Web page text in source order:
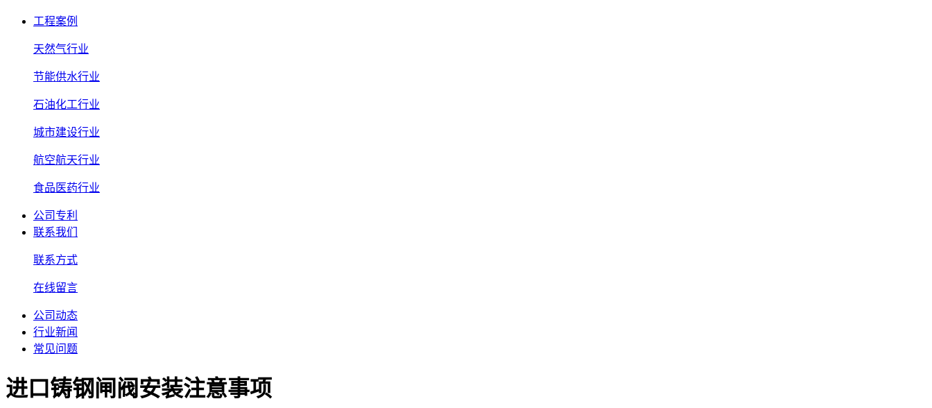
工程案例
天然气行业
节能供水行业
石油化工行业
城市建设行业
航空航天行业
食品医药行业
公司专利
联系我们
联系方式
在线留言
公司动态
行业新闻
常见问题
进口铸钢闸阀安装注意事项